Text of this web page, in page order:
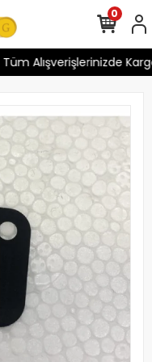
Tüm Alışverişlerinizde
0